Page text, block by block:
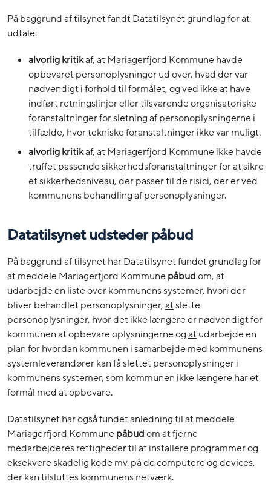
På baggrund af tilsynet fandt Datatilsynet grundlag for at
udtale:
alvorlig kritikaf, at Mariagerfjord Kommune havde
opbevaret personoplysninger ud over, hvad der var
nødvendigt i forhold til formålet, og ved ikke at have
indført retningslinjer eller tilsvarende organisatoriske
foranstaltninger for sletning af personoplysningerne i
tilfælde, hvor tekniske foranstaltninger ikke var muligt.
alvorlig kritikaf, at Mariagerfjord Kommune ikke havde
truffet passende sikkerhedsforanstaltninger for at sikre
et sikkerhedsniveau, der passer til de risici, der er ved
kommunens behandling af personoplysninger.
Datatilsynet udsteder påbud
På baggrund af tilsynet har Datatilsynet fundet grundlag for
at meddele Mariagerfjord Kommunepåbudom,at
udarbejde en liste over kommunens systemer, hvori der
bliver behandlet personoplysninger,atslette
personoplysninger, hvor det ikke længere er nødvendigt for
kommunen at opbevare oplysningerne ogat udarbejde en
plan for hvordan kommunen i samarbejde med kommunens
systemleverandører kan få slettet personoplysninger i
kommunens systemer, som kommunen ikke længere har et
formål med at opbevare.
Datatilsynet har også fundet anledning til at meddele
Mariagerfjord Kommunepåbudom at fjerne
medarbejderes rettigheder til at installere programmer og
eksekvere skadelig kode mv. på de computere og devices,
der kan tilsluttes kommunens netværk.